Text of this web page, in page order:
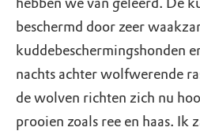
beschermd door zeer
kuddebeschermingshonden
nachts achter wolfwerende
de wolven richten zich nu
prooien zoals ree en haas. Ik